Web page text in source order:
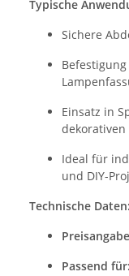
Typische
Sichere
Befestigung
Einsatz in
dekorativen
Ideal für
und DIY-
Technische Daten:
Passend für: